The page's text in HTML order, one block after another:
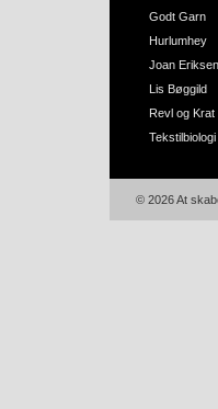
Godt Garn
Hurlumhey
Joan Eriksen
Lis Bøggild
Revl og Krat
Tekstilbiologi
© 2026 At